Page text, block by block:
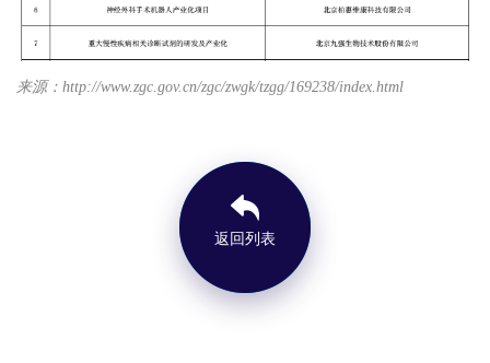
来源：http://www.zgc.gov.cn/zgc/zwgk/tzgg/169238/index.html
返回列表